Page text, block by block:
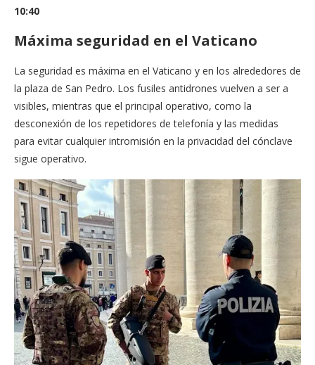
10:40
Máxima seguridad en el Vaticano
La seguridad es máxima en el Vaticano y en los alrededores de
la plaza de San Pedro. Los fusiles antidrones vuelven a ser a
visibles, mientras que el principal operativo, como la
desconexión de los repetidores de telefonía y las medidas
para evitar cualquier intromisión en la privacidad del cónclave
sigue operativo.